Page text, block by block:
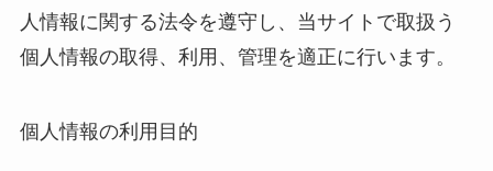
人情報に関する法令を遵守し、当サイトで取扱う
個人情報の取得、利用、管理を適正に行います。
個人情報の利用目的